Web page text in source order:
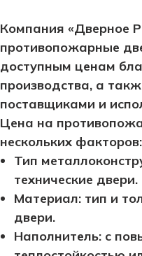
Компания «Дверное
противопожарные
доступным ценам
производства, а
поставщиками и
Цена на
нескольких факторов:
Тип
технические двери.
Материал: тип и
двери.
Наполнитель: с